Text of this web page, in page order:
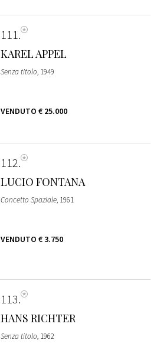
111
KAREL APPEL
Senza titolo, 1949
VENDUTO € 25.000
112
LUCIO FONTANA
Concetto Spaziale, 1961
VENDUTO € 3.750
113
HANS RICHTER
Senza titolo, 1962